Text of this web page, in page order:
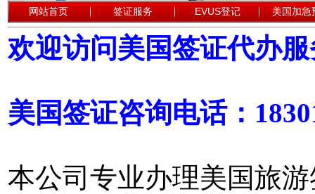
网站首页 签证服务 EVUS登记 美国加急
欢迎访问美国签证代办
美国签证咨询电话：
本公司专业办理美国旅